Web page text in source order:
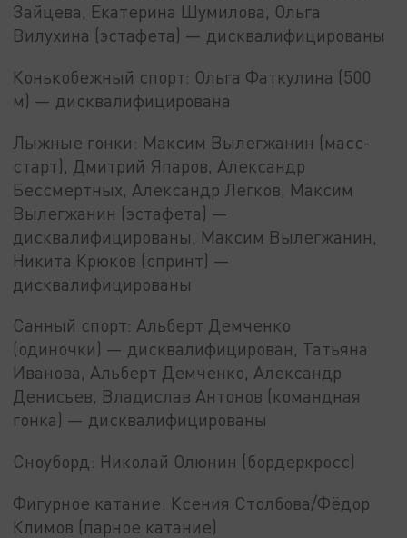
Зайцева, Екатерина Шумилова, Ольга
Вилухина (эстафета) — дисквалифицированы
Конькобежный спорт: Ольга Фаткулина (500
м) — дисквалифицирована
Лыжные гонки: Максим Вылегжанин (масс-
старт), Дмитрий Япаров, Александр
Бессмертных, Александр Легков, Максим
Вылегжанин (эстафета) —
дисквалифицированы, Максим Вылегжанин,
Никита Крюков (спринт) —
дисквалифицированы
Санный спорт: Альберт Демченко
(одиночки) — дисквалифицирован, Татьяна
Иванова, Альберт Демченко, Александр
Денисьев, Владислав Антонов (командная
гонка) — дисквалифицированы
Сноуборд: Николай Олюнин (бордеркросс)
Фигурное катание: Ксения Столбова/Фёдор
Климов (парное катание)